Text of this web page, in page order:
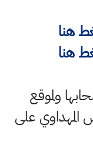
هنا
هنا
ولموقع
على